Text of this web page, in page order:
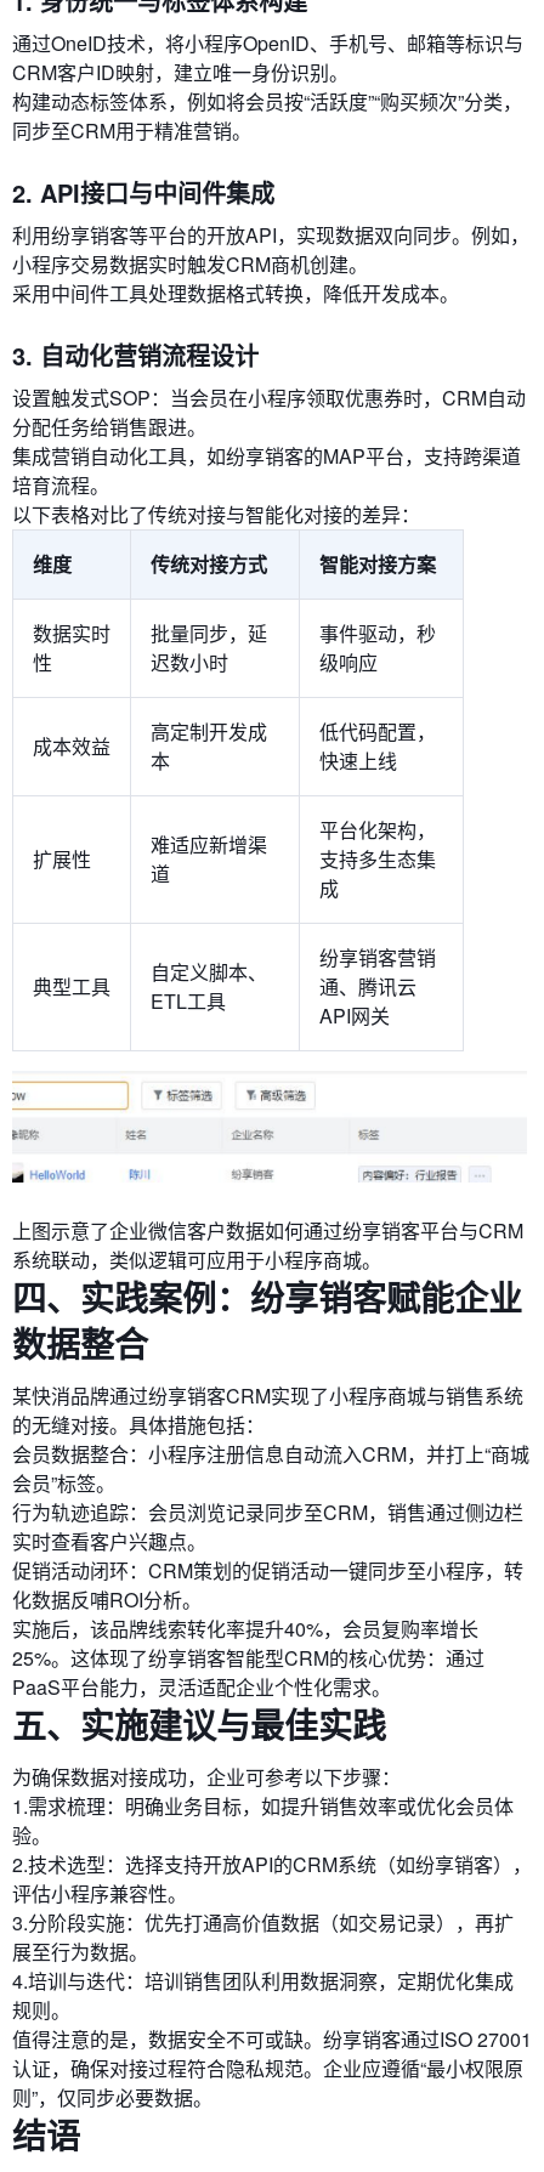
通过OneID技术，将小程序OpenID、手机号、邮箱等标识与
CRM客户ID映射，建立唯一身份识别。
构建动态标签体系，例如将会员按“活跃度”“购买频次”分类，
同步至CRM用于精准营销。
2. API接口与中间件集成
利用纷享销客等平台的开放API，实现数据双向同步。例如，
小程序交易数据实时触发CRM商机创建。
采用中间件工具处理数据格式转换，降低开发成本。
3. 自动化营销流程设计
设置触发式SOP：当会员在小程序领取优惠券时，CRM自动
分配任务给销售跟进。
集成营销自动化工具，如纷享销客的MAP平台，支持跨渠道
培育流程。
以下表格对比了传统对接与智能化对接的差异：
维度​
传统对接方式​ 智能对接方案​
数据实时
性
批量同步，延
迟数小时
事件驱动，秒
级响应
成本效益
高定制开发成
本
低代码配置，
快速上线
扩展性
难适应新增渠
道
平台化架构，
支持多生态集
成
典型工具
自定义脚本、
ETL工具
纷享销客营销
通、腾讯云
API网关
上图示意了企业微信客户数据如何通过纷享销客平台与CRM
系统联动，类似逻辑可应用于小程序商城。
四、实践案例：纷享销客赋能企业
数据整合
某快消品牌通过纷享销客CRM实现了小程序商城与销售系统
的无缝对接。具体措施包括：
会员数据整合：小程序注册信息自动流入CRM，并打上“商城
会员”标签。
行为轨迹追踪：会员浏览记录同步至CRM，销售通过侧边栏
实时查看客户兴趣点。
促销活动闭环：CRM策划的促销活动一键同步至小程序，转
化数据反哺ROI分析。
实施后，该品牌线索转化率提升40%，会员复购率增长
25%。这体现了纷享销客智能型CRM的核心优势：通过
PaaS平台能力，灵活适配企业个性化需求。
五、实施建议与最佳实践
为确保数据对接成功，企业可参考以下步骤：
1.需求梳理：明确业务目标，如提升销售效率或优化会员体
验。
2.技术选型：选择支持开放API的CRM系统（如纷享销客），
评估小程序兼容性。
3.分阶段实施：优先打通高价值数据（如交易记录），再扩
展至行为数据。
4.培训与迭代：培训销售团队利用数据洞察，定期优化集成
规则。
值得注意的是，数据安全不可或缺。纷享销客通过ISO 27001
认证，确保对接过程符合隐私规范。企业应遵循“最小权限原
则”，仅同步必要数据。
结语